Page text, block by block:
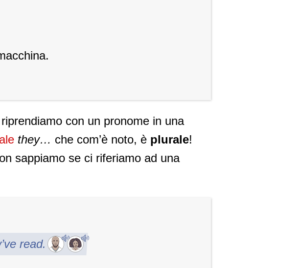
con un pronome in una
they… che com’è noto, è plurale!
sappiamo se ci riferiamo ad una
read.